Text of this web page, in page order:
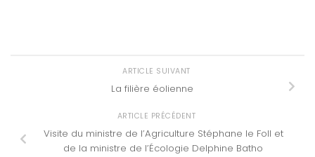
ARTICLE SUIVANT
La filière éolienne
ARTICLE PRÉCÉDENT
Visite du ministre de l’Agriculture Stéphane le Foll et
de la ministre de l’Écologie Delphine Batho